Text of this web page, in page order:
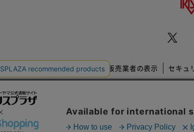
特定商取引法に基づく通信販売業者の表示 セキュ